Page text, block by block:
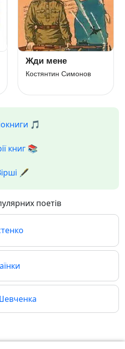
Жди мене
Костянтин Симонов
🎵
книг 📚
🖋️
поетів